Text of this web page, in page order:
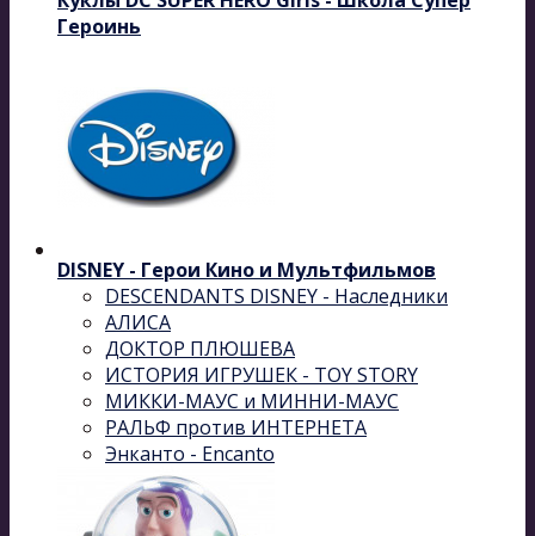
Героинь
DISNEY - Герои Кино и Мультфильмов
DESCENDANTS DISNEY - Наследники
АЛИСА
ДОКТОР ПЛЮШЕВА
ИСТОРИЯ ИГРУШЕК - TOY STORY
МИККИ-МАУС и МИННИ-МАУС
РАЛЬФ против ИНТЕРНЕТА
Энканто - Encanto